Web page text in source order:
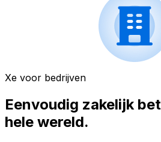
Xe voor bedrijven
Eenvoudig zakelijk
hele wereld.